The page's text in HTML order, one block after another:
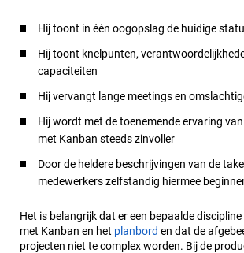
Hij toont in één oogopslag de huidige
Hij toont knelpunten,
capaciteiten
Hij vervangt lange meetings en
Hij wordt met de toenemende ervaring
met Kanban steeds zinvoller
Door de heldere beschrijvingen van de
medewerkers zelfstandig hiermee
Het is belangrijk dat er een bepaalde
met Kanban en het planbord en dat de
projecten niet te complex worden. Bij de